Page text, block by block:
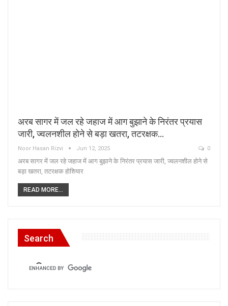
अरब सागर में जल रहे जहाज में आग बुझाने के निरंतर प्रयास
जारी, ज्वलनशील होने से बड़ा खतरा, तटरक्षक…
Noor Hasan Rizvi Jun 12, 2025 0
अरब सागर में जल रहे जहाज में आग बुझाने के निरंतर प्रयास जारी, ज्वलनशील होने से
बड़ा खतरा, तटरक्षक होशियार
READ MORE...
Search